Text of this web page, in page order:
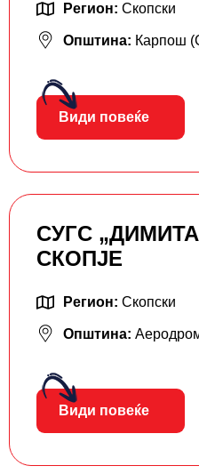
Регион: Скопски
Општина: Карпош
Види повеќе
СУГС
СКОПЈЕ
Регион: Скопски
Општина:
Види повеќе